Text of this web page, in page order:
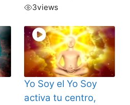
3views
Yo Soy el Yo Soy
activa tu centro,